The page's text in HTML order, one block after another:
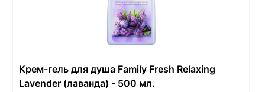
Крем-гель для душа Family Fresh Relaxing
Lavender (лаванда) - 500 мл.